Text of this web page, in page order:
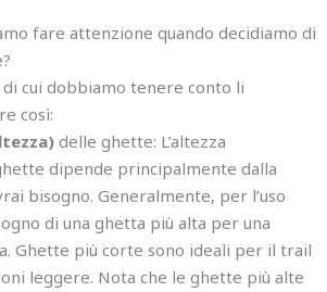
fare attenzione quando decidiamo di
cui dobbiamo tenere conto li
così:
delle ghette: L’altezza
dipende principalmente dalla
bisogno. Generalmente, per l’uso
di una ghetta più alta per una
Ghette più corte sono ideali per il trail
leggere. Nota che le ghette più alte